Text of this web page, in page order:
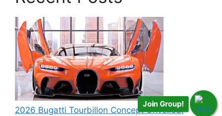
2026 Bugatti Tourbillon Concept Unveiled:
Join Group!